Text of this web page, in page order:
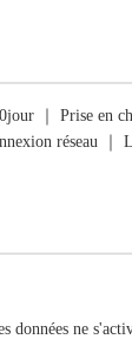
｜ Prise en
réseau ｜
données ne